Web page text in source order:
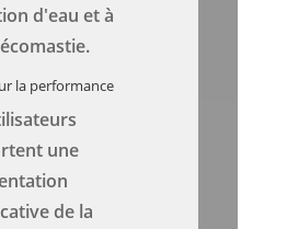
d'eau et à
la performance
une
de la